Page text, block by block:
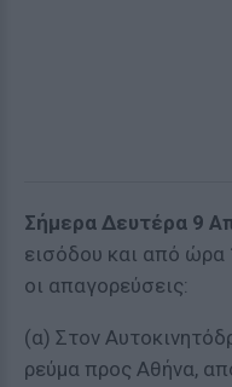
Σήμερα Δευτέρα 9
εισόδου και από
οι απαγορεύσεις:
(α) Στον
ρεύμα προς Αθήνα,